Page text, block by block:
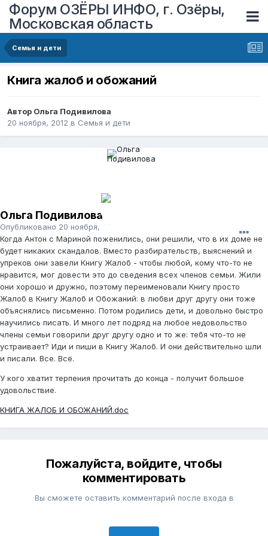
Форум ОЗЁРЫ ИНФО, г. Озёры,
Московская область
Семья и дети
Книга жалоб и обожаний
Автор Ольга Подивилова
20 ноября, 2012 в Семья и дети
Ольга Подивилова
Опубликовано 20 ноября, 2012
Когда Антон с Мариной поженились, они решили, что в их доме не
будет никаких скандалов. Вместо разбирательств, выяснений и
упреков они завели Книгу Жалоб - чтобы любой, кому что-то не
нравится, мог довести это до сведения всех членов семьи. Жили
они хорошо и дружно, поэтому переименовали Книгу просто
Жалоб в Книгу Жалоб и Обожаний: в любви друг другу они тоже
объяснялись письменно. Потом родились дети, и довольно быстро
научились писать. И много лет подряд на любое недовольство
члены семьи говорили друг другу одно и то же: тебя что-то не
устраивает? Иди и пиши в Книгу Жалоб. И они действительно шли
и писали. Все. Всё.
У кого хватит терпения прочитать до конца - получит большое
удовольствие.
КНИГА ЖАЛОБ И ОБОЖАНИЙ.doc
Пожалуйста, войдите, чтобы
комментировать
Вы сможете оставить комментарий после входа в